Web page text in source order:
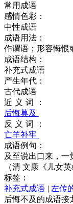
常用成语
感情色彩：
中性成语
成语用法：
作谓语；形容悔恨
成语结构：
补充式成语
产生年代：
古代成语
近义词：
后悔莫及
反义词：
亡羊补牢
成语例句：
及至说出口来，一
（清 文康《儿女
标签：
补充式成语 | 左传
后悔不及的成语接